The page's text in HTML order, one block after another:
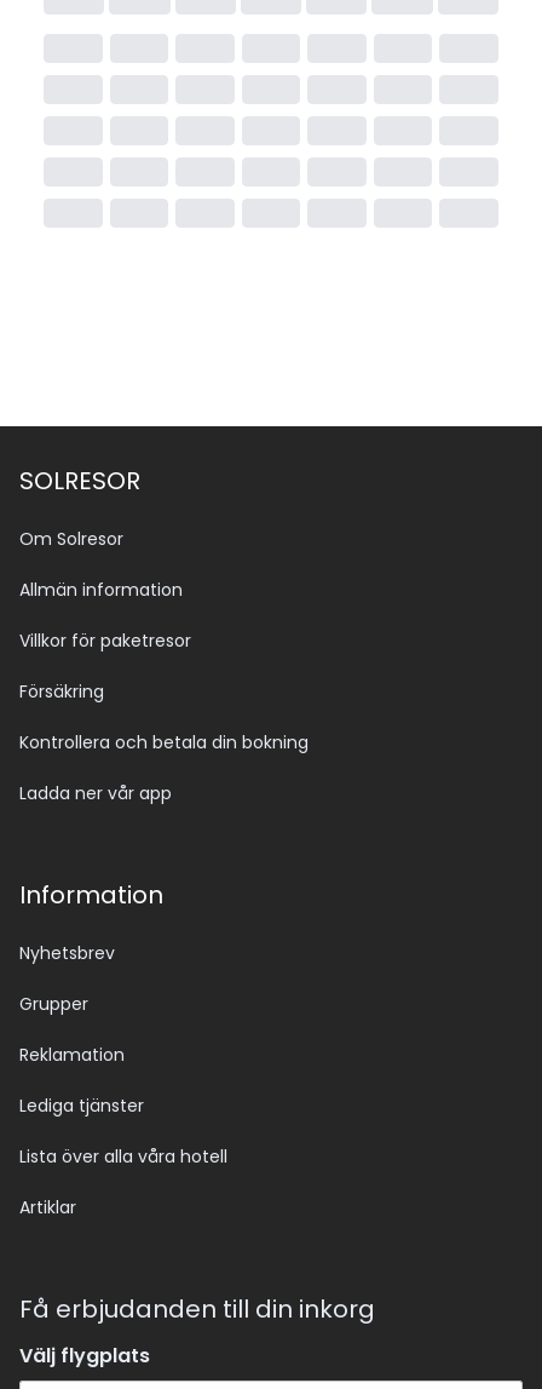
SOLRESOR
Om Solresor
Allmän information
Villkor för paketresor
Försäkring
Kontrollera och betala din bokning
Ladda ner vår app
Information
Nyhetsbrev
Grupper
Reklamation
Lediga tjänster
Lista över alla våra hotell
Artiklar
Få erbjudanden till din inkorg
Välj flygplats